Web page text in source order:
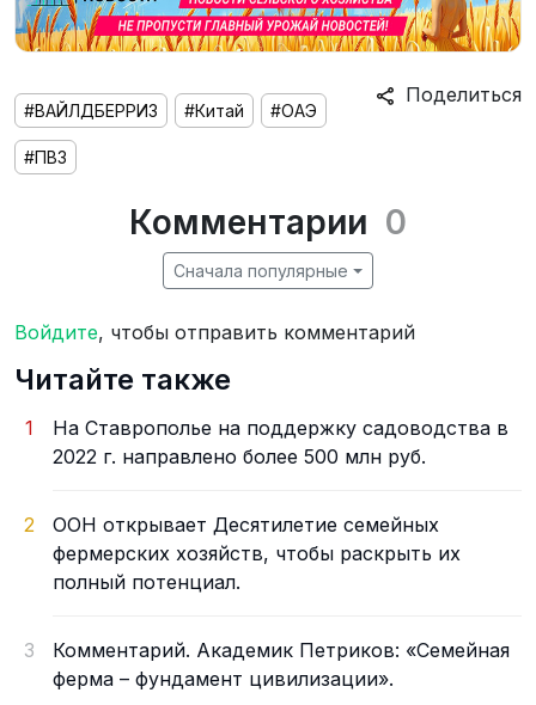
Поделиться
#ВАЙЛДБЕРРИЗ #Китай #ОАЭ
#ПВЗ
Комментарии 0
Сначала популярные
Войдите, чтобы отправить комментарий
Читайте также
1
На Ставрополье на поддержку садоводства в
2022 г. направлено более 500 млн руб.
2
ООН открывает Десятилетие семейных
фермерских хозяйств, чтобы раскрыть их
полный потенциал.
3
Комментарий. Академик Петриков: «Семейная
ферма – фундамент цивилизации».